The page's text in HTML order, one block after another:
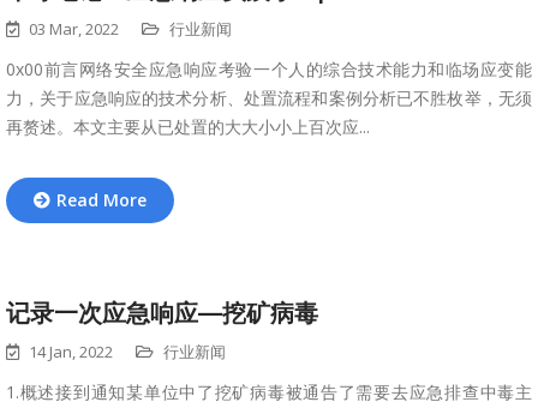
03 Mar, 2022 行业新闻
0x00前言网络安全应急响应考验一个人的综合技术能力和临场应变能
力，关于应急响应的技术分析、处置流程和案例分析已不胜枚举，无须
再赘述。本文主要从已处置的大大小小上百次应...
Read More
记录一次应急响应—挖矿病毒
14 Jan, 2022 行业新闻
1.概述接到通知某单位中了挖矿病毒被通告了需要去应急排查中毒主